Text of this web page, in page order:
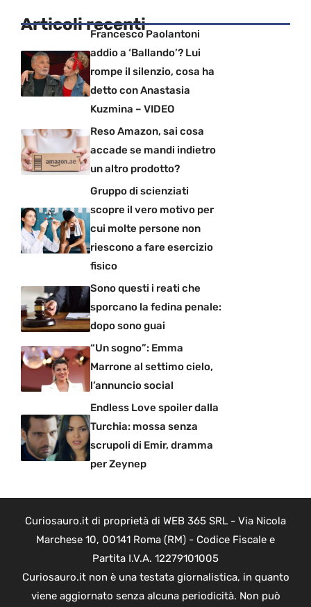
Articoli recentiFrancesco Paolantoni
addio a ‘Ballando’? Lui
rompe il silenzio, cosa ha
detto con Anastasia
Kuzmina – VIDEO
Reso Amazon, sai cosa
accade se mandi indietro
un altro prodotto?
Gruppo di scienziati
scopre il vero motivo per
cui molte persone non
riescono a fare esercizio
fisico
Sono questi i reati che
sporcano la fedina penale:
dopo sono guai
“Un sogno”: Emma
Marrone al settimo cielo,
l’annuncio social
Endless Love spoiler dalla
Turchia: mossa senza
scrupoli di Emir, dramma
per Zeynep
Curiosauro.it di proprietà di WEB 365 SRL - Via Nicola
Marchese 10, 00141 Roma (RM) - Codice Fiscale e
Partita I.V.A. 12279101005
Curiosauro.it non è una testata giornalistica, in quanto
viene aggiornato senza alcuna periodicità. Non può